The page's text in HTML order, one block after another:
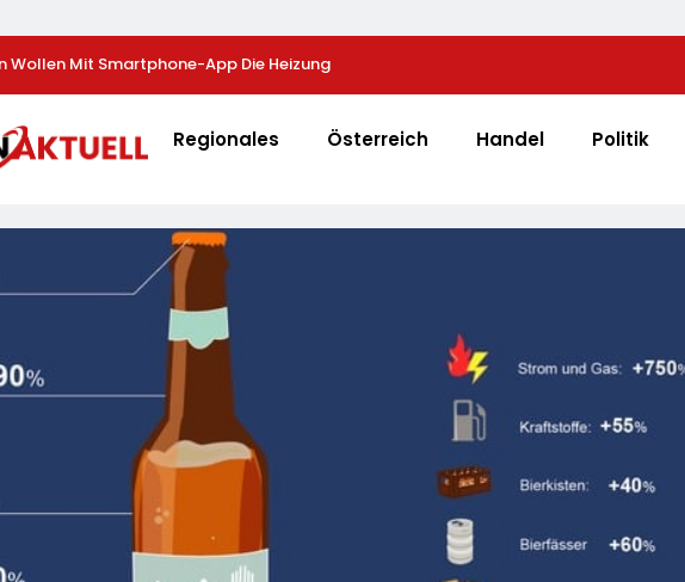
Wollen Mit Smartphone-App Die Heizung
Unterstützung Bei Wiederaufbau Der
Drohnenangriffs
Regionales Österreich Handel Politik